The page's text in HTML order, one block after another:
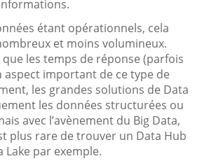
étant opérationnels, cela
et moins volumineux.
les temps de réponse (parfois
important de ce type de
les grandes solutions de Data
les données structurées ou
avec l’avènement du Big Data,
plus rare de trouver un Data Hub
Lake par exemple.